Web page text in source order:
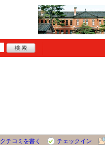
クチコミを書く
チェックイン